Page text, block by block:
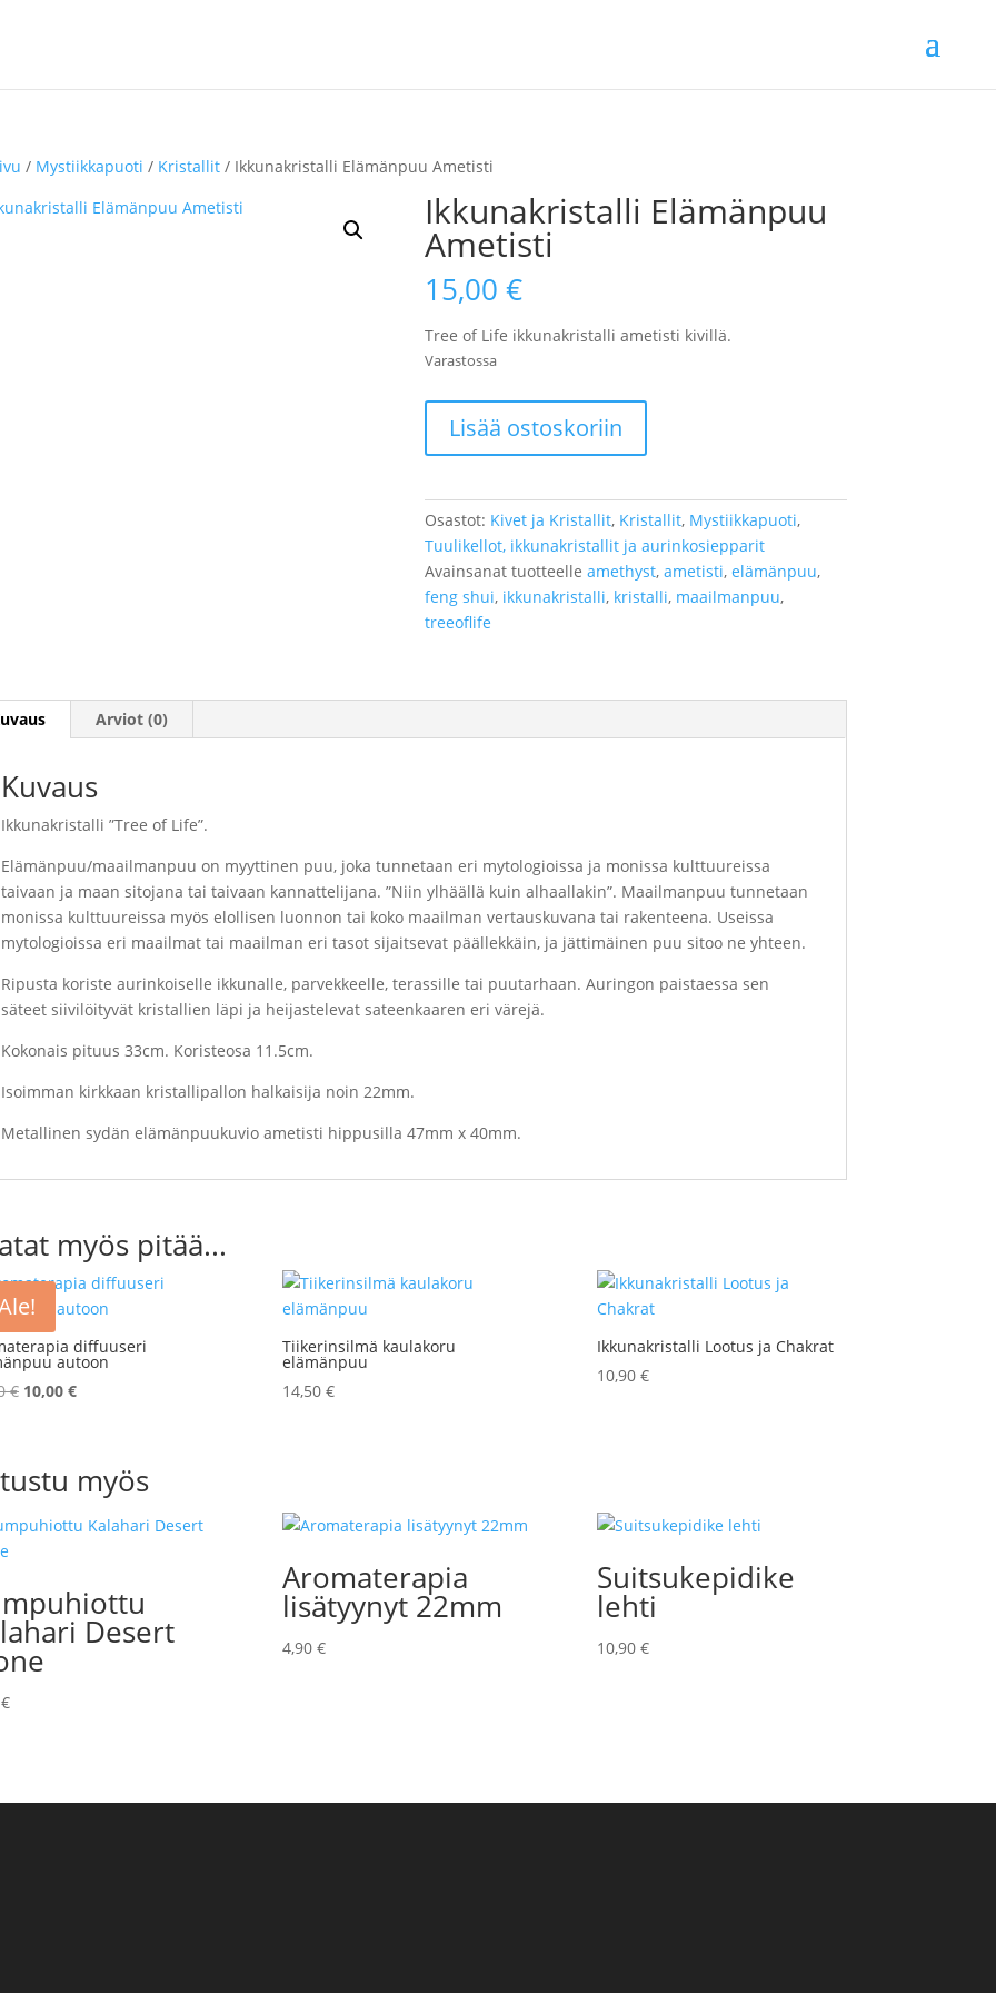
/ Mystiikkapuoti / Kristallit/ Ikkunakristalli Elämänpuu Ametisti
Ikkunakristalli Elämänpuu
Ametisti
15,00 €
Tree of Life ikkunakristalli ametisti kivillä.
Varastossa
Elämänpuu
Ametisti
Lisää ostoskoriin
Osastot: Kivet ja Kristallit, Kristallit, Mystiikkapuoti,
Tuulikellot, ikkunakristallit ja aurinkosiepparit
Avainsanat tuotteelle amethyst, ametisti, elämänpuu,
feng shui, ikkunakristalli, kristalli, maailmanpuu,
treeoflife
Arviot (0)
Kuvaus
Ikkunakristalli ”Tree of Life”.
Elämänpuu/maailmanpuu on myyttinen puu, joka tunnetaan eri mytologioissa ja monissa kulttuureissa
taivaan ja maan sitojana tai taivaan kannattelijana. ”Niin ylhäällä kuin alhaallakin”. Maailmanpuu tunnetaan
monissa kulttuureissa myös elollisen luonnon tai koko maailman vertauskuvana tai rakenteena. Useissa
mytologioissa eri maailmat tai maailman eri tasot sijaitsevat päällekkäin, ja jättimäinen puu sitoo ne yhteen.
Ripusta koriste aurinkoiselle ikkunalle, parvekkeelle, terassille tai puutarhaan. Auringon paistaessa sen
säteet siivilöityvät kristallien läpi ja heijastelevat sateenkaaren eri värejä.
Kokonais pituus 33cm. Koristeosa 11.5cm.
Isoimman kirkkaan kristallipallon halkaisija noin 22mm.
Metallinen sydän elämänpuukuvio ametisti hippusilla 47mm x 40mm.
myös pitää...
diffuuseri
autoon
€ Alkuperäinen
10,00 €Nykyinen
10,00 €.
Tiikerinsilmä kaulakoru
elämänpuu
14,50 €
Ikkunakristalli Lootus ja Chakrat
10,90€
myös
Desert
€
Aromaterapia
lisätyynyt 22mm
4,90 €
Suitsukepidike
lehti
10,90€